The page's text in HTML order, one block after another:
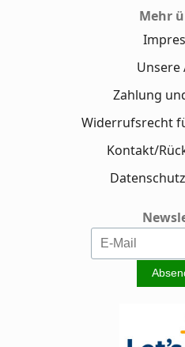
Mehr
Unsere
Zahlung
Widerrufsrecht
Kontakt/